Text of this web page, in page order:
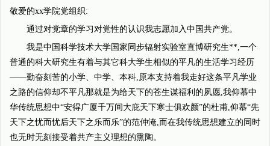
敬爱的xx学院党组织:
通过对党章的学习对党性的认识我志愿加入中国共产党。
我是中国科学技术大学国家同步辐射实验室直博研究生**,一个
普通的科大研究生有着与其它科大学生相似的平凡的生活学习经历
——勤奋刻苦的小学、中学、本科,原本支持着我走好这条平凡学业
之路的信仰却不平凡那就是为给天下的苍生谋福利的夙愿,我仰慕中
华传统思想中“安得广厦千万间大庇天下寒士俱欢颜”的杜甫,仰慕“先
天下之忧而忧后天下之乐而乐”的范仲淹,而在我传统思想建立的同时
也无时无刻接受着共产主义理想的熏陶。